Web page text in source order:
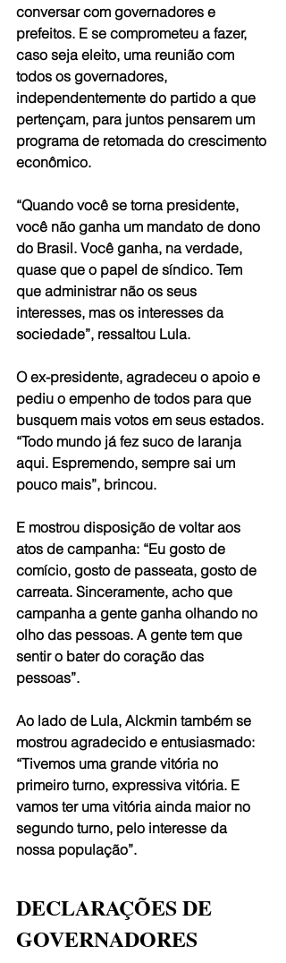
conversar com governadores e
prefeitos. E se comprometeu a fazer,
caso seja eleito, uma reunião com
todos os governadores,
independentemente do partido a que
pertençam, para juntos pensarem um
programa de retomada do crescimento
econômico.
“Quando você se torna presidente,
você não ganha um mandato de dono
do Brasil. Você ganha, na verdade,
quase que o papel de síndico. Tem
que administrar não os seus
interesses, mas os interesses da
sociedade”, ressaltou Lula.
O ex-presidente, agradeceu o apoio e
pediu o empenho de todos para que
busquem mais votos em seus estados.
“Todo mundo já fez suco de laranja
aqui. Espremendo, sempre sai um
pouco mais”, brincou.
E mostrou disposição de voltar aos
atos de campanha: “Eu gosto de
comício, gosto de passeata, gosto de
carreata. Sinceramente, acho que
campanha a gente ganha olhando no
olho das pessoas. A gente tem que
sentir o bater do coração das
pessoas”.
Ao lado de Lula, Alckmin também se
mostrou agradecido e entusiasmado:
“Tivemos uma grande vitória no
primeiro turno, expressiva vitória. E
vamos ter uma vitória ainda maior no
segundo turno, pelo interesse da
nossa população”.
DECLARAÇÕES DE
GOVERNADORES